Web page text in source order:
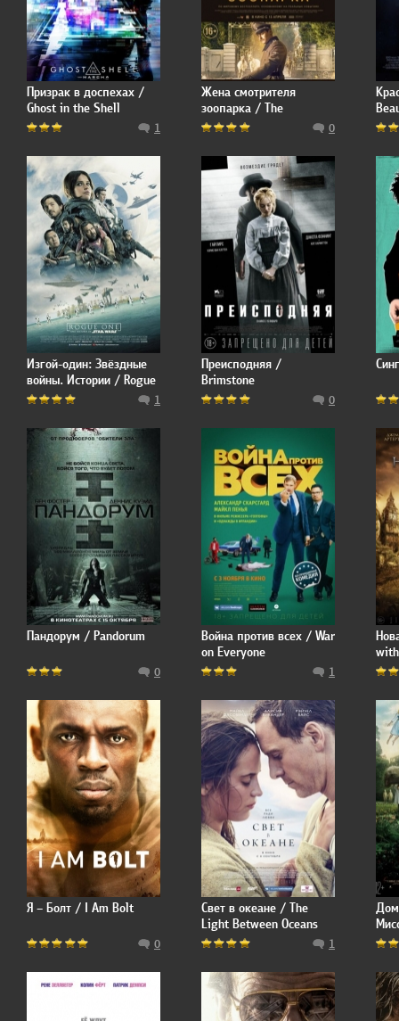
Призрак в доспехах /
Ghost in the Shell
1
Жена смотрителя
зоопарка / The
Zookeeper's Wife
0
Изгой-один: Звёздные
войны. Истории / Rogue
One: A Star Wars Story 1
Преисподняя /
Brimstone
0
Пандорум / Pandorum
0
Война против всех / War
on Everyone
1
Я – Болт / I Am Bolt
0
Свет в океане / The
Light Between Oceans
1
Дом